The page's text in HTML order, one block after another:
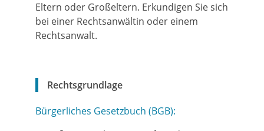
Eltern oder Großeltern. Erkundigen Sie sich
bei einer Rechtsanwältin oder einem
Rechtsanwalt.
Rechtsgrundlage
Bürgerliches Gesetzbuch (BGB):